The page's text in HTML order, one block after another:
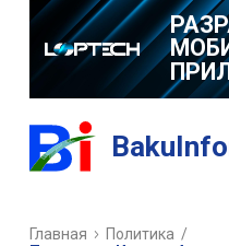
Главная Политика /